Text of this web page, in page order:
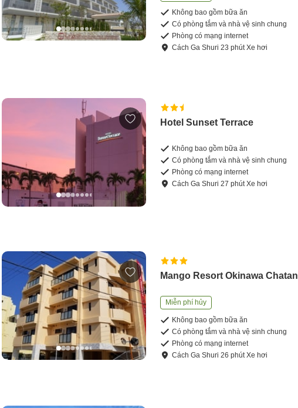
Không bao gồm bữa ăn
Có phòng tắm và nhà vệ sinh chung
Phòng có mạng internet
CáchGa Shuri23 phútXe hơi
Hotel Sunset Terrace
Không bao gồm bữa ăn
Có phòng tắm và nhà vệ sinh chung
Phòng có mạng internet
CáchGa Shuri27 phútXe hơi
Mango Resort Okinawa Chatan
Miễn phí hủy
Không bao gồm bữa ăn
Có phòng tắm và nhà vệ sinh chung
Phòng có mạng internet
CáchGa Shuri26 phútXe hơi